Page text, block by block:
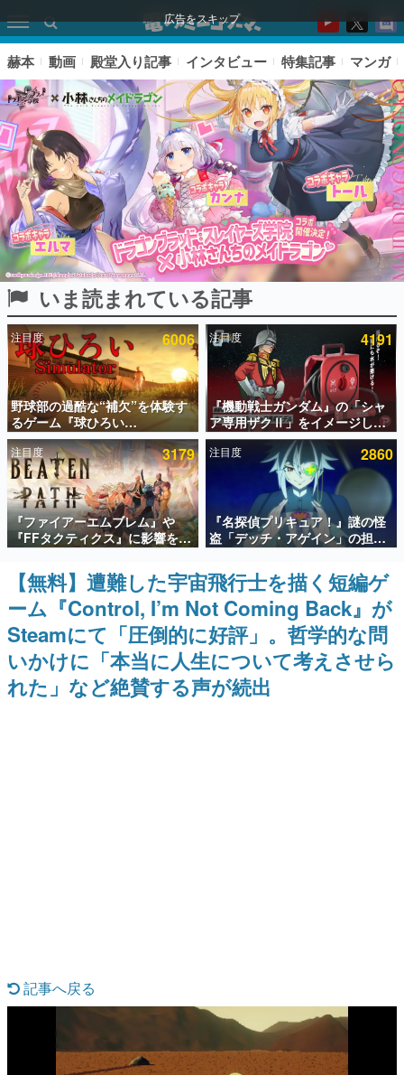
広告をスキップ
ピックアップ
電ファミのいま読まれている記事ランキング
アプリセール情報
インタビュー
連載・特集一覧
殿堂入り記事
SNS拡散数が数千以上！ ページビュー数万以上！ などな
ど。多くの人々に読まれた、電ファミ渾身の“殿堂入り”記
事をまとめました。
ゲームの企画書
名作ゲームクリエイターの方々に製作時のエピソードをお
聞きし、ヒットする企画（ゲーム）とは何か？を探ってい
きます。
赫本
この物語を解いてはいけない。『赫本』は、〈試験問題〉
の形をした短編ホラー小説集です。
なんでゲームは面白い？
ゲーム開発者・hamatsu氏がゲームの魅力を画面や操作の
具体的な形から解き明かしていく、硬派で骨太な評論連載
です。
赫本 動画 殿堂入り記事 インタビュー 特集記事 マンガ
いま読まれている記事
注目度 6006
野球部の過酷な“補欠”を体験す
るゲーム『球ひろい
Simulator』が「1件」のウィッ
シュリストをもとにチェコ語に
対応しSNSで話題に。『キング
ダム・カム』開発元やチェコの
プロ野球選手から称賛の声
注目度 4191
『機動戦士ガンダム』の「シャ
ア専用ザクⅡ」をイメージした
散水ホースリールが予約開始。
本体にはシャアのパーソナルマ
ークやジオン公国軍のエンブレ
ム、型式番号などを配置
注目度 3179
『ファイアーエムブレム』や
『FFタクティクス』に影響を受
けた新作戦略RPG『Beaten
Path』2027年に発売へ。
PC（Steam）、PS5、Xbox、
Switch向けにリリース予定
注目度 2860
『名探偵プリキュア！』謎の怪
盗「デッチ・アゲイン」の担当
キャストは天﨑滉平さんと判
明。『Re:ゼロから始める異世
界生活』オットー役、『ヒプノ
シスマイク』山田三郎役など
【無料】遭難した宇宙飛行士を描く短編ゲ
ーム『Control, I’m Not Coming Back』が
Steamにて「圧倒的に好評」。哲学的な問
いかけに「本当に人生について考えさせら
れた」など絶賛する声が続出
記事へ戻る